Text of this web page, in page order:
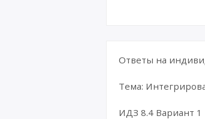
Ответы на
Тема:
ИДЗ 8.4 Вариант 1